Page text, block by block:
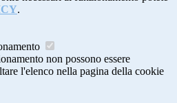
.
non possono essere
l'elenco nella pagina della cookie